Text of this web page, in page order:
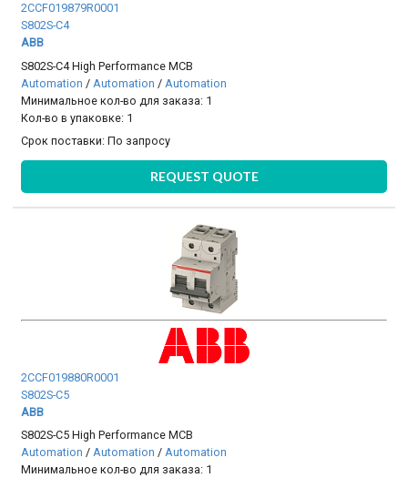
2CCF019879R0001
S802S-C4
ABB
S802S-C4 High Performance MCB
Automation / Automation / Automation
Минимальное кол-во для заказа: 1
Кол-во в упаковке: 1
Срок поставки:По запросу
REQUEST QUOTE
2CCF019880R0001
S802S-C5
ABB
S802S-C5 High Performance MCB
Automation /Automation /Automation
Минимальное кол-во для заказа: 1